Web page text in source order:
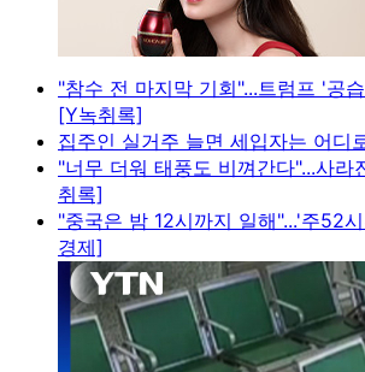
"참수 전 마지막 기회"...트럼프 '공
[Y녹취록]
집주인 실거주 늘면 세입자는 어디
"너무 더워 태풍도 비껴간다"...사
취록]
"중국은 밤 12시까지 일해"...'주52
경제]